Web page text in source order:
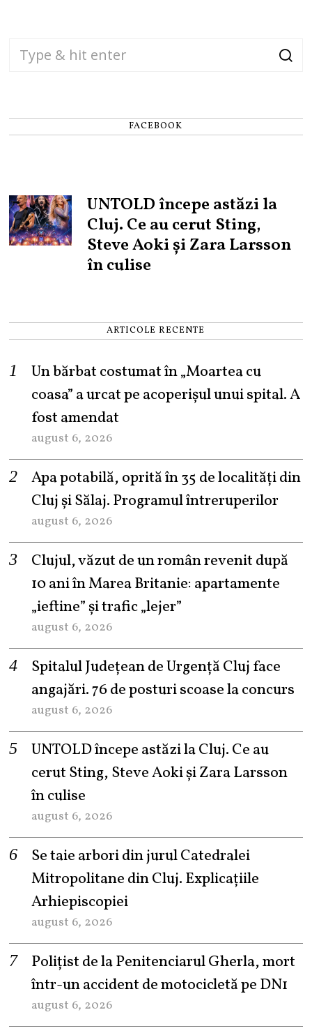
FACEBOOK
UNTOLD începe astăzi la
Cluj. Ce au cerut Sting,
Steve Aoki și Zara Larsson
în culise
ARTICOLE RECENTE
Un bărbat costumat în „Moartea cu
coasa” a urcat pe acoperișul unui spital. A
fost amendat
august 6, 2026
Apa potabilă, oprită în 35 de localități din
Cluj și Sălaj. Programul întreruperilor
august 6, 2026
Clujul, văzut de un român revenit după
10 ani în Marea Britanie: apartamente
„ieftine” și trafic „lejer”
august 6, 2026
Spitalul Județean de Urgență Cluj face
angajări. 76 de posturi scoase la concurs
august 6, 2026
UNTOLD începe astăzi la Cluj. Ce au
cerut Sting, Steve Aoki și Zara Larsson
în culise
august 6, 2026
Se taie arbori din jurul Catedralei
Mitropolitane din Cluj. Explicațiile
Arhiepiscopiei
august 6, 2026
Polițist de la Penitenciarul Gherla, mort
într-un accident de motocicletă pe DN1
august 6, 2026